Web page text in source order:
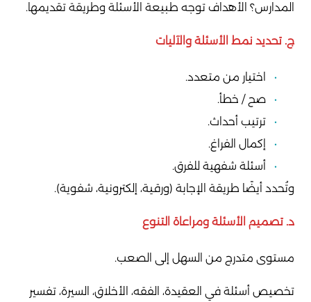
المدارس؟ الأهداف توجه طبيعة الأسئلة وطريقة تقديمها.
ج. تحديد نمط الأسئلة والآليات
اختيار من متعدد.
صح / خطأ.
ترتيب أحداث.
إكمال الفراغ.
أسئلة شفهية للفرق.
وتُحدد أيضًا طريقة الإجابة (ورقية، إلكترونية، شفوية).
د. تصميم الأسئلة ومراعاة التنوع
مستوى متدرج من السهل إلى الصعب.
تخصيص أسئلة في العقيدة، الفقه، الأخلاق، السيرة، تفسير